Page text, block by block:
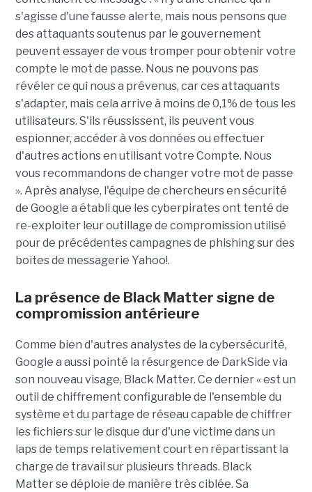
s'agisse d'une fausse alerte, mais nous pensons que
des attaquants soutenus par le gouvernement
peuvent essayer de vous tromper pour obtenir votre
compte le mot de passe. Nous ne pouvons pas
révéler ce qui nous a prévenus, car ces attaquants
s'adapter, mais cela arrive à moins de 0,1% de tous les
utilisateurs. S'ils réussissent, ils peuvent vous
espionner, accéder à vos données ou effectuer
d'autres actions en utilisant votre Compte. Nous
vous recommandons de changer votre mot de passe
». Après analyse, l'équipe de chercheurs en sécurité
de Google a établi que les cyberpirates ont tenté de
re-exploiter leur outillage de compromission utilisé
pour de précédentes campagnes de phishing sur des
boites de messagerie Yahoo!.
La présence de Black Matter signe de
compromission antérieure
Comme bien d'autres analystes de la cybersécurité,
Google a aussi pointé la résurgence de DarkSide via
son nouveau visage, Black Matter. Ce dernier « est un
outil de chiffrement configurable de l'ensemble du
système et du partage de réseau capable de chiffrer
les fichiers sur le disque dur d'une victime dans un
laps de temps relativement court en répartissant la
charge de travail sur plusieurs threads. Black
Matter se déploie de manière très ciblée. Sa